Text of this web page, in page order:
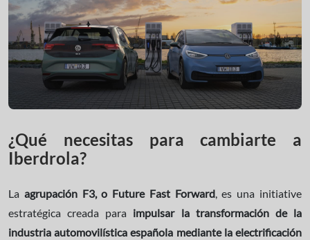
¿Qué necesitas para cambiarte a
Iberdrola?
La agrupación F3, o Future Fast Forward, es una initiative
estratégica creada para impulsar la transformación de la
industria automovilística española mediante la electrificación